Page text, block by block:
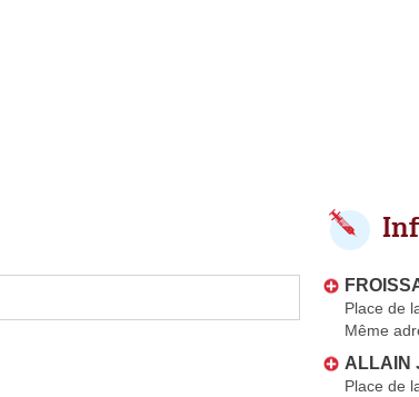
Place de
Même
ALLAIN
Place de